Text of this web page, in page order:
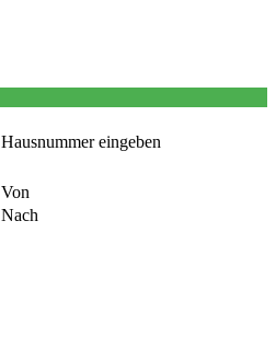
Hausnummer eingeben
Von
Nach